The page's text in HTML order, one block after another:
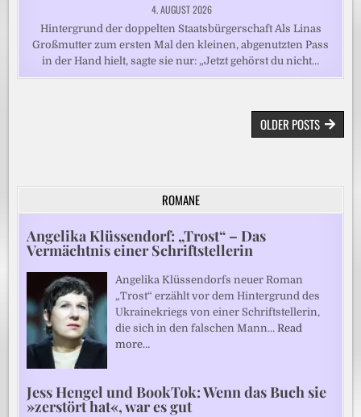
4. AUGUST 2026
Hintergrund der doppelten Staatsbürgerschaft Als Linas
Großmutter zum ersten Mal den kleinen, abgenutzten Pass
in der Hand hielt, sagte sie nur: „Jetzt gehörst du nicht…
BEITRAGSNAVIGATIONOLDER POSTS
ROMANE
Angelika Klüssendorf: „Trost“ – Das
Vermächtnis einer Schriftstellerin
Angelika Klüssendorfs neuer Roman
„Trost“ erzählt vor dem Hintergrund des
Ukrainekriegs von einer Schriftstellerin,
die sich in den falschen Mann…Read
more…
Jess Hengel und BookTok: Wenn das Buch sie
»zerstört hat«, war es gut